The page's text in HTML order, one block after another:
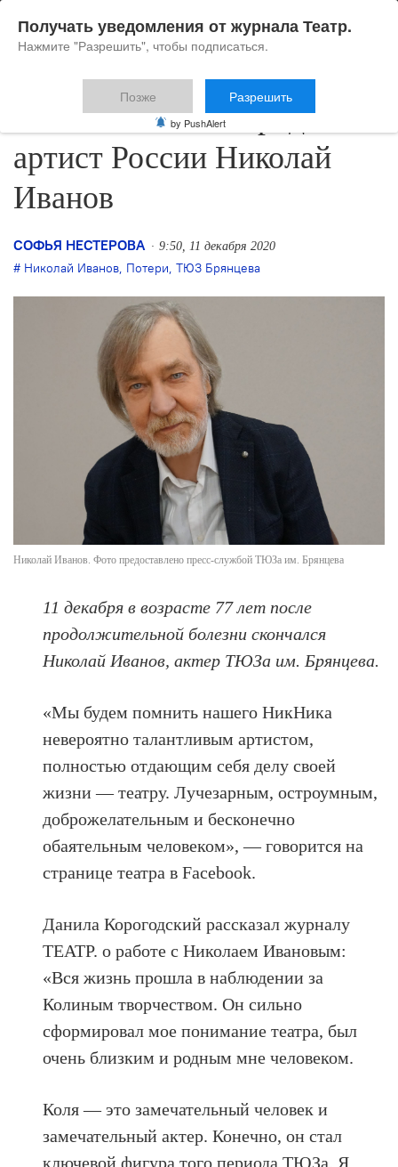
Ушел из жизни народный
артист России Николай
Иванов
СОФЬЯ НЕСТЕРОВА 9:50, 11 декабря 2020
Николай Иванов, Потери, ТЮЗ Брянцева
Николай Иванов. Фото предоставлено пресс-службой ТЮЗа им. Брянцева
11 декабря в возрасте 77 лет после
продолжительной болезни скончался
Николай Иванов, актер ТЮЗа им. Брянцева.
«Мы будем помнить нашего НикНика
невероятно талантливым артистом,
полностью отдающим себя делу своей
жизни — театру. Лучезарным, остроумным,
доброжелательным и бесконечно
обаятельным человеком», — говорится на
странице театра в Facebook.
Данила Корогодский рассказал журналу
ТЕАТР. о работе с Николаем Ивановым:
«Вся жизнь прошла в наблюдении за
Колиным творчеством. Он сильно
сформировал мое понимание театра, был
очень близким и родным мне человеком.
Коля — это замечательный человек и
замечательный актер. Конечно, он стал
ключевой фигура того периода ТЮЗа. Я
Получать уведомления от журнала Театр.
Нажмите "Разрешить", чтобы подписаться.
Позже Разрешить
by PushAlert